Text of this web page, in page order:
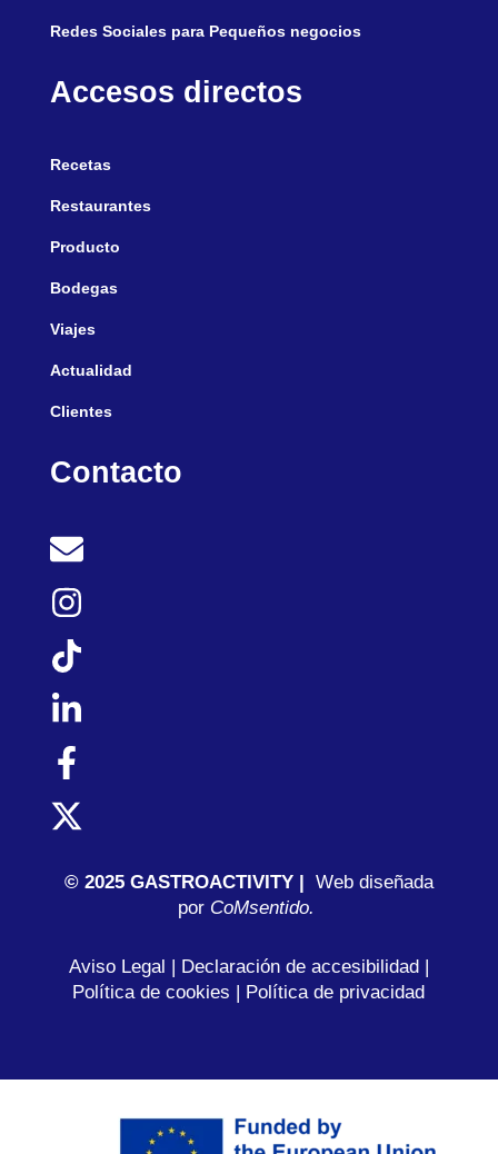
Redes Sociales para Pequeños negocios
Accesos directos
Recetas
Restaurantes
Producto
Bodegas
Viajes
Actualidad
Clientes
Contacto
© 2025 GASTROACTIVITY | Web diseñada
porCoMsentido.
Aviso Legal | Declaración de accesibilidad|
Política de cookies | Política de privacidad